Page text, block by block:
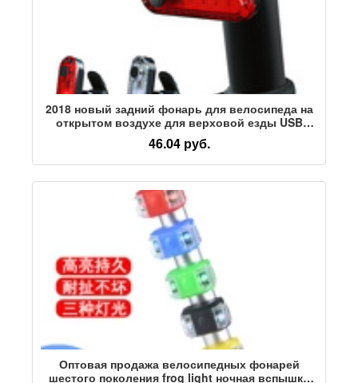
2018 новый задний фонарь для велосипеда на
открытом воздухе для верховой езды USB
зарядка COB подсветка сигнальная лампа
безопасности аксессуары для верховой езды
46.04 руб.
Оптовая продажа велосипедных фонарей
шестого поколения frog light ночная вспышка